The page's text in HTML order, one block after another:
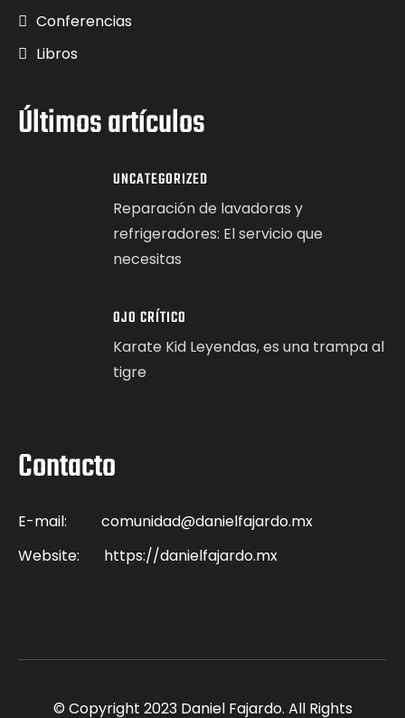
Conferencias
Libros
Últimos artículos
UNCATEGORIZED
Reparación de lavadoras y
refrigeradores: El servicio que
necesitas
OJO CRÍTICO
Karate Kid Leyendas, es una trampa al
tigre
Contacto
E-mail:
comunidad@danielfajardo.mx
Website:
https://danielfajardo.mx
© Copyright 2023 Daniel Fajardo. All Rights